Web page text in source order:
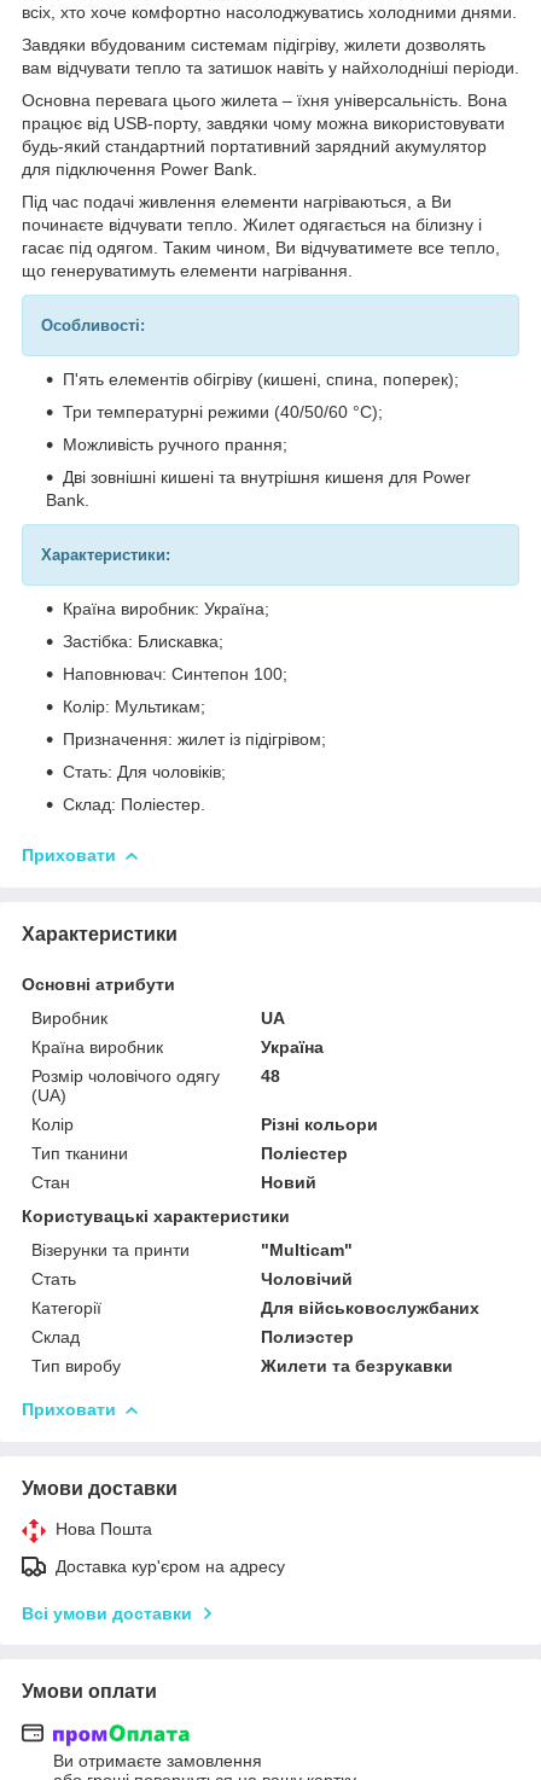
всіх, хто хоче комфортно насолоджуватись холодними днями.
Завдяки вбудованим системам підігріву, жилети дозволять
вам відчувати тепло та затишок навіть у найхолодніші періоди.
Основна перевага цього жилета – їхня універсальність. Вона
працює від USB-порту, завдяки чому можна використовувати
будь-який стандартний портативний зарядний акумулятор
для підключення Power Bank.
Під час подачі живлення елементи нагріваються, а Ви
починаєте відчувати тепло. Жилет одягається на білизну і
гасає під одягом. Таким чином, Ви відчуватимете все тепло,
що генеруватимуть елементи нагрівання.
Особливості:
П'ять елементів обігріву (кишені, спина, поперек);
Три температурні режими (40/50/60 °С);
Можливість ручного прання;
Дві зовнішні кишені та внутрішня кишеня для Power
Bank.
Характеристики:
Країна виробник: Україна;
Застібка: Блискавка;
Наповнювач: Синтепон 100;
Колір: Мультикам;
Призначення: жилет із підігрівом;
Стать: Для чоловіків;
Склад: Поліестер.
Приховати
Характеристики
Основні атрибути
Виробник
UA
Країна виробник
Україна
Розмір чоловічого одягу
(UA)
48
Колір
Різні кольори
Тип тканини
Поліестер
Стан
Новий
Користувацькі характеристики
Візерунки та принти
"Multicam"
Стать
Чоловічий
Категорії
Для військовослужбаних
Склад
Полиэстер
Тип виробу
Жилети та безрукавки
Приховати
Умови доставки
Нова Пошта
Доставка кур'єром на адресу
Всі умови доставки
Умови оплати
Ви отримаєте замовлення